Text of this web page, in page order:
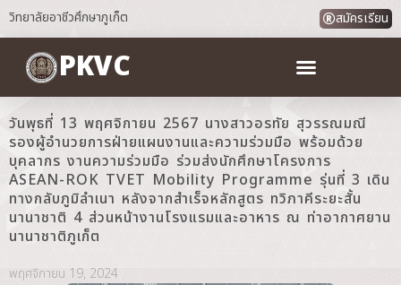
วิทยาลัยอาชีวศึกษาภูเก็ต สมัครเรียน
PKVC
วันพุธที่ 13 พฤศจิกายน 2567 นางสาวอรทัย สุวรรณมณี
รองผู้อำนวยการฝ่ายแผนงานและความร่วมมือ พร้อมด้วย
บุคลากร งานความร่วมมือ ร่วมส่งนักศึกษาโครงการ
ASEAN-ROK TVET Mobility Programme รุ่นที่ 3 เดิน
ทางกลับภูมิลำเนา หลังจากสำเร็จหลักสูตร ทวิภาคีระยะสั้น
นานาชาติ 4 ส่วนหน้างานโรงแรมและอาหาร ณ ท่าอากาศยาน
นานาชาติภูเก็ต
พฤศจิกายน 19, 2024